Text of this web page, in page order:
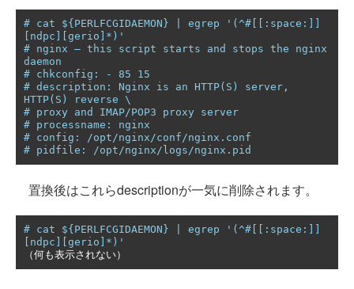
# cat ${PERLFCGIDAEMON} | egrep '(^#[[:space:]]
[ndpc][gerio]*)'
# nginx – this script starts and stops the nginx
daemon
# chkconfig: - 85 15
# description: Nginx is an HTTP(S) server,
HTTP(S) reverse \
# proxy and IMAP/POP3 proxy server
# processname: nginx
# config: /opt/nginx/conf/nginx.conf
# pidfile: /opt/nginx/logs/nginx.pid
置換後はこれらdescriptionが一気に削除されます。
# cat ${PERLFCGIDAEMON} | egrep '(^#[[:space:]]
[ndpc][gerio]*)'
（何も表示されない）